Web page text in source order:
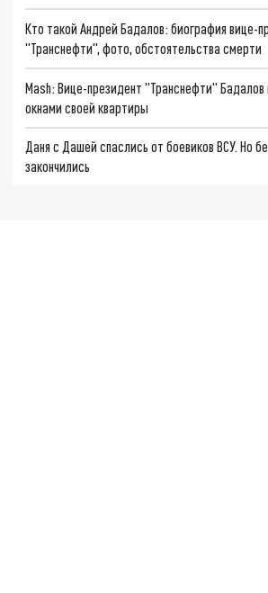
Кто такой Андрей Бадалов: биография вице-
"Транснефти", фото, обстоятельства смерти
Mash: Вице-президент "Транснефти"
окнами своей квартиры
Даня с Дашей спаслись от боевиков ВСУ. Но
закончились